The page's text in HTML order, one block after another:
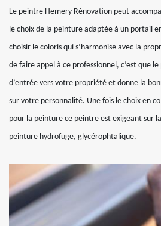
Le peintre Hemery Rénovation peut
le choix de la peinture adaptée à un portail
choisir le coloris qui s’harmonise avec la
de faire appel à ce professionnel, c’est que
d’entrée vers votre propriété et donne la
sur votre personnalité. Une fois le choix en
pour la peinture ce peintre est exigeant sur
peinture hydrofuge, glycérophtalique.